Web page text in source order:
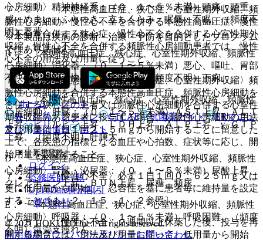
心房細動〉精神神経系：（０．１〜５％未満）頭痛・頭重
感、めまい、ふらつき、立ちくらみ、眠気、不眠、（頻度不
明）悪夢。
B． 〈本態性高血圧症、狭心症、心室性期外収縮、頻脈性
心房細動〉消化器：（０．１〜５％未満）悪心、嘔吐、胃部
不快感、腹部不快感、食欲不振、（頻度不明）下痢。
C． 〈本態性高血圧症、狭心症、心室性期外収縮、頻脈性
心房細動〉肝臓：（０．１〜５％未満）ＡＳＴ上昇、ＡＬＴ
上昇、ビリルビン上昇、ＬＤＨ上昇、ＡＬＰ上昇、γ−ＧＴＰ
上昇、（頻度不明）肝腫大。
D． 〈本態性高血圧症、狭心症、心室性期外収縮、頻脈性
心房細動〉腎臓・泌尿器：（０．１〜５％未満）尿酸上昇、
クレアチニン上昇、ＢＵＮ上昇、尿糖、頻尿。
E． 〈本態性高血圧症、狭心症、心室性期外収縮、頻脈性
心房細動〉呼吸器：（０．１〜５％未満）呼吸困難、（頻度
不明）気管支痙れん。
７．２． 〈本態性高血圧症、狭心症、心室性期外収縮、頻
脈性心房細動〉慢性心不全を合併する本態性高血圧症、慢性
心不全を合併する狭心症、慢性心不全を合併する心室性期外
収縮、慢性心不全を合併する頻脈性心房細動患者では、慢性
心不全の用法及び用量に従うこと。
７．３． 〈本態性高血圧症、狭心症、心室性期外収縮〉頻
脈性心房細動を合併する本態性高血圧症、頻脈性心房細動を
合併する狭心症の患者又は頻脈性心房細動を合併する心室性
期外収縮のある患者に投与する場合、頻脈性心房細動の用法
及び用量は１日１回２．５ｍｇから開始することに留意した
上で、各疾患の指標となる血圧や心拍数、症状等に応じ、開
始用量を設定すること。
７．４． 〈慢性心不全〉必ず１日１回０．６２５ｍｇ又は
更に低用量から開始し、忍容性を基に患者毎に維持量を設定
すること〔１．２、１５．１．２参照〕。
７．５． 〈慢性心不全〉２週間以上休薬した後、投与を再
開する場合には、用法及び用量に従って、低用量から開始
※本製品は疾病の診断・治療・予防を目的としたプログラム
ではありません。
ホーム
ノート
表・計算
レジメン CTCAE 抗菌薬ガイド
ERマニュ
アル
薬剤情報 ポスト
新規登録
ログイン
監修医師一覧
UpToDate特別割引
運営会社
© 2021 HOKUTO Inc. All rights reserved.
利用規約プライバシーポリシーお問い合わせ